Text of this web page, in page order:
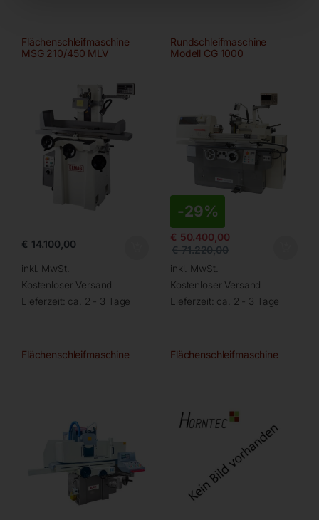
Flächenschleifmaschine
MSG 210/450 MLV
€ 14.100,00
inkl. MwSt.
Kostenloser Versand
Lieferzeit: ca. 2 - 3 Tage
Rundschleifmaschine
Modell CG 1000
-29%
€ 50.400,00
€71.220,00
inkl. MwSt.
Kostenloser Versand
Lieferzeit: ca. 2 - 3 Tage
Flächenschleifmaschine Flächenschleifmaschine